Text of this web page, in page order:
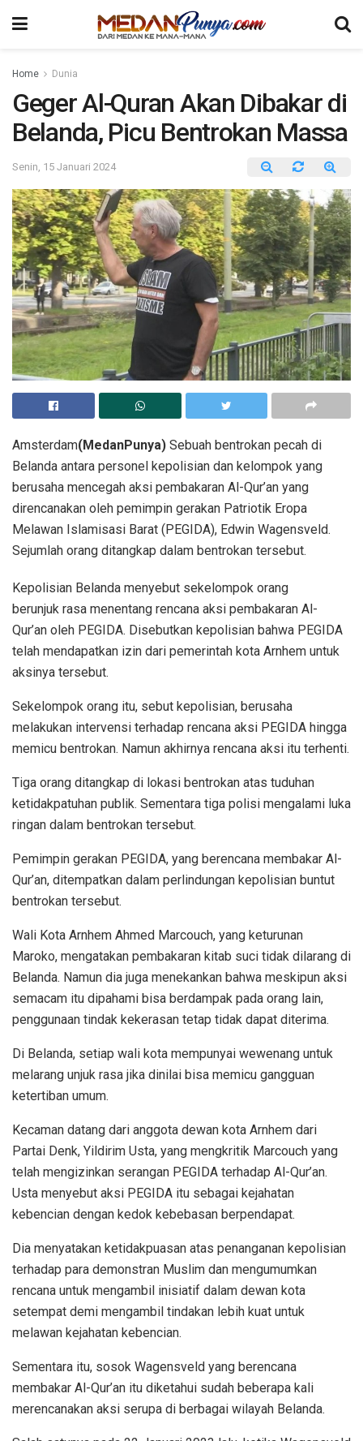
Home Dunia
Geger Al-Quran Akan Dibakar di
Belanda, Picu Bentrokan Massa
Senin, 15 Januari 2024
Amsterdam(MedanPunya) Sebuah bentrokan pecah di
Belanda antara personel kepolisian dan kelompok yang
berusaha mencegah aksi pembakaran Al-Qur’an yang
direncanakan oleh pemimpin gerakan Patriotik Eropa
Melawan Islamisasi Barat (PEGIDA), Edwin Wagensveld.
Sejumlah orang ditangkap dalam bentrokan tersebut.
Kepolisian Belanda menyebut sekelompok orang
berunjuk rasa menentang rencana aksi pembakaran Al-
Qur’an oleh PEGIDA. Disebutkan kepolisian bahwa PEGIDA
telah mendapatkan izin dari pemerintah kota Arnhem untuk
aksinya tersebut.
Sekelompok orang itu, sebut kepolisian, berusaha
melakukan intervensi terhadap rencana aksi PEGIDA hingga
memicu bentrokan. Namun akhirnya rencana aksi itu terhenti.
Tiga orang ditangkap di lokasi bentrokan atas tuduhan
ketidakpatuhan publik. Sementara tiga polisi mengalami luka
ringan dalam bentrokan tersebut.
Pemimpin gerakan PEGIDA, yang berencana membakar Al-
Qur’an, ditempatkan dalam perlindungan kepolisian buntut
bentrokan tersebut.
Wali Kota Arnhem Ahmed Marcouch, yang keturunan
Maroko, mengatakan pembakaran kitab suci tidak dilarang di
Belanda. Namun dia juga menekankan bahwa meskipun aksi
semacam itu dipahami bisa berdampak pada orang lain,
penggunaan tindak kekerasan tetap tidak dapat diterima.
Di Belanda, setiap wali kota mempunyai wewenang untuk
melarang unjuk rasa jika dinilai bisa memicu gangguan
ketertiban umum.
Kecaman datang dari anggota dewan kota Arnhem dari
Partai Denk, Yildirim Usta, yang mengkritik Marcouch yang
telah mengizinkan serangan PEGIDA terhadap Al-Qur’an.
Usta menyebut aksi PEGIDA itu sebagai kejahatan
kebencian dengan kedok kebebasan berpendapat.
Dia menyatakan ketidakpuasan atas penanganan kepolisian
terhadap para demonstran Muslim dan mengumumkan
rencana untuk mengambil inisiatif dalam dewan kota
setempat demi mengambil tindakan lebih kuat untuk
melawan kejahatan kebencian.
Sementara itu, sosok Wagensveld yang berencana
membakar Al-Qur’an itu diketahui sudah beberapa kali
merencanakan aksi serupa di berbagai wilayah Belanda.